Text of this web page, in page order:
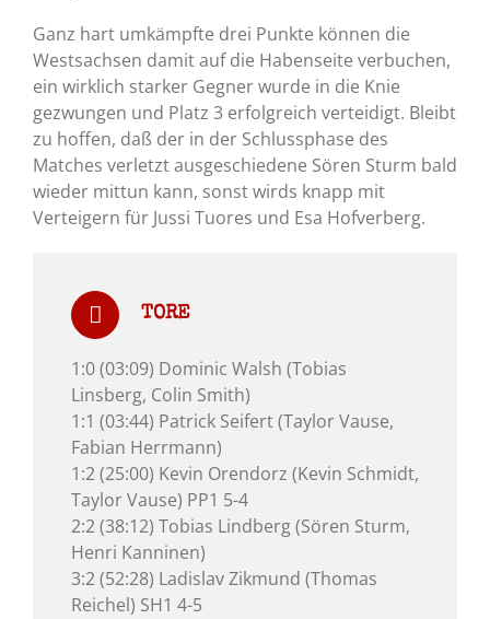
Ganz hart umkämpfte drei Punkte können die
Westsachsen damit auf die Habenseite verbuchen,
ein wirklich starker Gegner wurde in die Knie
gezwungen und Platz 3 erfolgreich verteidigt. Bleibt
zu hoffen, daß der in der Schlussphase des
Matches verletzt ausgeschiedene Sören Sturm bald
wieder mittun kann, sonst wirds knapp mit
Verteigern für Jussi Tuores und Esa Hofverberg.
TORE
1:0 (03:09) Dominic Walsh (Tobias
Linsberg, Colin Smith)
1:1 (03:44) Patrick Seifert (Taylor Vause,
Fabian Herrmann)
1:2 (25:00) Kevin Orendorz (Kevin Schmidt,
Taylor Vause) PP1 5-4
2:2 (38:12) Tobias Lindberg (Sören Sturm,
Henri Kanninen)
3:2 (52:28) Ladislav Zikmund (Thomas
Reichel) SH1 4-5